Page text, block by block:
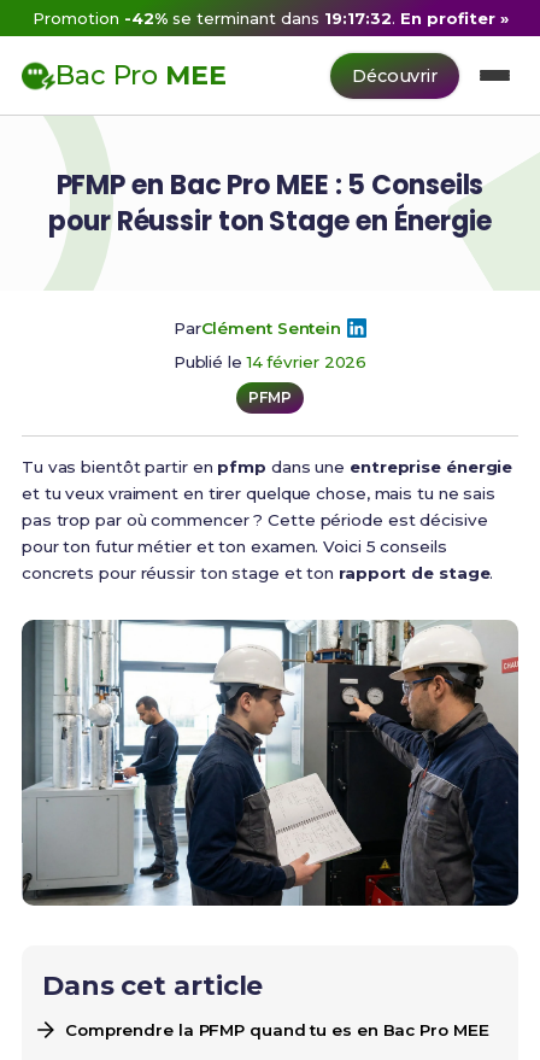
Promotion -42% se terminant dans 19:17:31. En profiter »
Bac Pro MEE Découvrir
PFMP en Bac Pro MEE : 5 Conseils
pour Réussir ton Stage en Énergie
ParClément Sentein
Publié le14 février 2026
PFMP
Tu vas bientôt partir en pfmp dans une entreprise énergie
et tu veux vraiment en tirer quelque chose, mais tu ne sais
pas trop par où commencer ? Cette période est décisive
pour ton futur métier et ton examen. Voici 5 conseils
concrets pour réussir ton stage et ton rapport de stage.
Dans cet article
Comprendre la PFMP quand tu es en Bac Pro MEE